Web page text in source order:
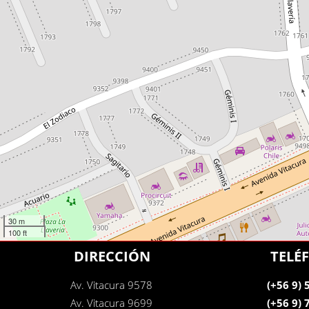
30 m
100 ft
DIRECCIÓN
Av. Vitacura 9578
Av. Vitacura 9699
(+56 9)
(+56 9)